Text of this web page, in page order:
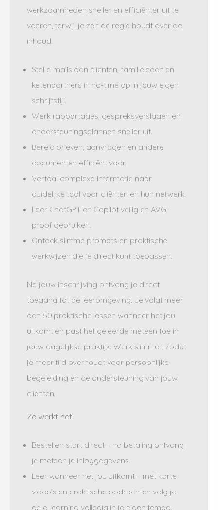
werkzaamheden sneller en efficiënter uit te
voeren, terwijl je zelf de regie houdt over de
inhoud.
Stel e-mails aan cliënten, familieleden en
ketenpartners in no-time op in jouw eigen
schrijfstijl.
Werk rapportages, gespreksverslagen en
ondersteuningsplannen sneller uit.
Bereid brieven, aanvragen en andere
documenten efficiënt voor.
Vertaal complexe informatie naar
duidelijke taal voor cliënten en hun netwerk.
Leer ChatGPT en Copilot veilig en AVG-
proof gebruiken.
Ontdek slimme prompts en praktische
werkwijzen die je direct kunt toepassen.
Na jouw inschrijving ontvang je direct
toegang tot de leeromgeving. Je volgt meer
dan 50 praktische lessen wanneer het jou
uitkomt en past het geleerde meteen toe in
jouw dagelijkse praktijk. Werk slimmer, zodat
je meer tijd overhoudt voor persoonlijke
begeleiding en de ondersteuning van jouw
cliënten.
Zo werkt het
Bestel en start direct – na betaling ontvang
je meteen je inloggegevens.
Leer wanneer het jou uitkomt – met korte
video’s en praktische opdrachten volg je
de e-learning volledig in je eigen tempo.